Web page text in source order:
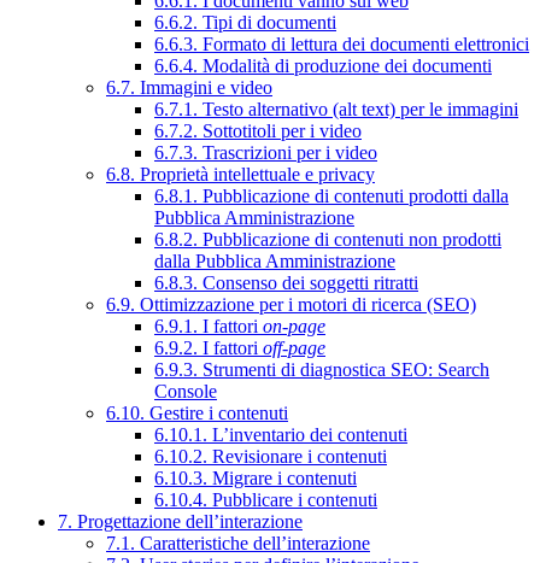
6.6.2. Tipi di documenti
6.6.3. Formato di lettura dei documenti elettronici
6.6.4. Modalità di produzione dei documenti
6.7. Immagini e video
6.7.1. Testo alternativo (alt text) per le immagini
6.7.2. Sottotitoli per i video
6.7.3. Trascrizioni per i video
6.8. Proprietà intellettuale e privacy
6.8.1. Pubblicazione di contenuti prodotti dalla
Pubblica Amministrazione
6.8.2. Pubblicazione di contenuti non prodotti
dalla Pubblica Amministrazione
6.8.3. Consenso dei soggetti ritratti
6.9. Ottimizzazione per i motori di ricerca (SEO)
6.9.1. I fattori on-page
6.9.2. I fattori off-page
6.9.3. Strumenti di diagnostica SEO: Search
Console
6.10. Gestire i contenuti
6.10.1. L’inventario dei contenuti
6.10.2. Revisionare i contenuti
6.10.3. Migrare i contenuti
6.10.4. Pubblicare i contenuti
7. Progettazione dell’interazione
7.1. Caratteristiche dell’interazione